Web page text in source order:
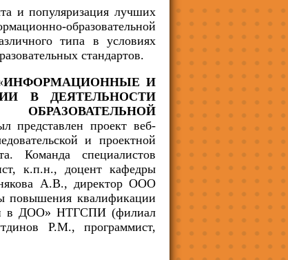
и популяризация лучших
образовательной
типа в условиях
стандартов.
ИНФОРМАЦИОННЫЕ И
В ДЕЯТЕЛЬНОСТИ
представлен проект веб-
и проектной
Команда специалистов
к.п.н., доцент кафедры
А.В., директор ООО
повышения квалификации
в ДОО» НТГСПИ (филиал
Р.М., программист,